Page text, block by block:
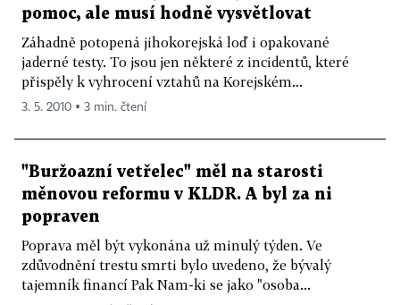
pomoc, ale musí hodně vysvětlovat
Záhadně potopená jihokorejská loď i opakované
jaderné testy. To jsou jen některé z incidentů, které
přispěly k vyhrocení vztahů na Korejském...
3. 5. 2010 ▪ 3 min. čtení
"Buržoazní vetřelec" měl na starosti
měnovou reformu v KLDR. A byl za ni
popraven
Poprava měl být vykonána už minulý týden. Ve
zdůvodnění trestu smrti bylo uvedeno, že bývalý
tajemník financí Pak Nam-ki se jako "osoba...